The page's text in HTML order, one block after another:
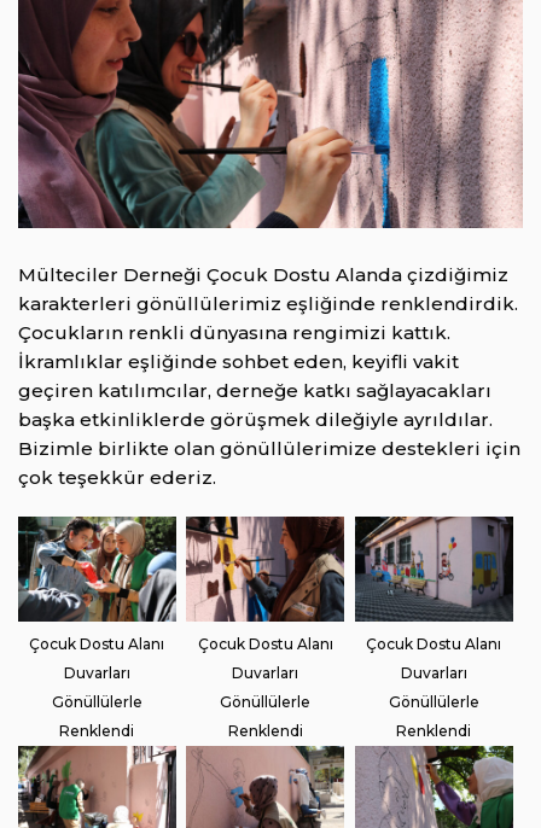
Mülteciler Derneği Çocuk Dostu Alanda çizdiğimiz
karakterleri gönüllülerimiz eşliğinde renklendirdik.
Çocukların renkli dünyasına rengimizi kattık.
İkramlıklar eşliğinde sohbet eden, keyifli vakit
geçiren katılımcılar, derneğe katkı sağlayacakları
başka etkinliklerde görüşmek dileğiyle ayrıldılar.
Bizimle birlikte olan gönüllülerimize destekleri için
çok teşekkür ederiz.
Çocuk Dostu Alanı
Duvarları
Gönüllülerle
Renklendi
Çocuk Dostu Alanı
Duvarları
Gönüllülerle
Renklendi
Çocuk Dostu Alanı
Duvarları
Gönüllülerle
Renklendi